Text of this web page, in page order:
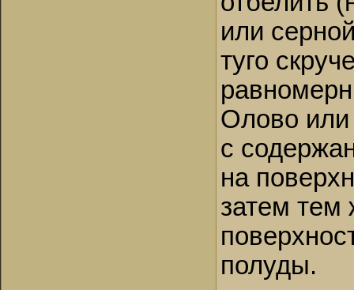
или
туго
Олово или
с
на
затем тем
полуды.